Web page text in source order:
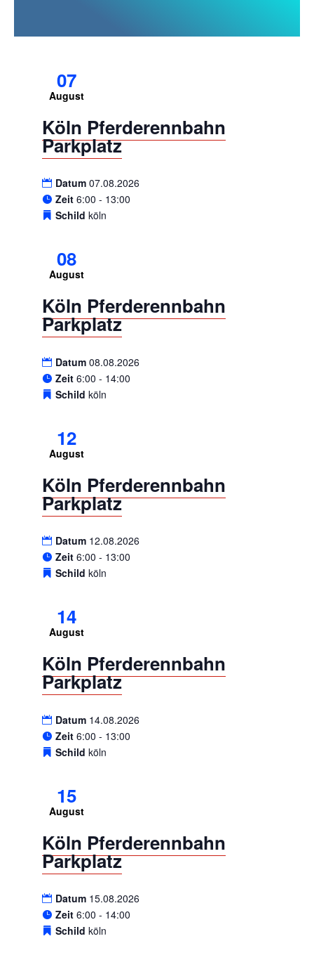
07
August
Köln Pferderennbahn
Parkplatz
Datum 07.08.2026
Zeit 6:00 - 13:00
Schild köln
08
August
Köln Pferderennbahn
Parkplatz
Datum 08.08.2026
Zeit 6:00 - 14:00
Schild köln
12
August
Köln Pferderennbahn
Parkplatz
Datum 12.08.2026
Zeit 6:00 - 13:00
Schild köln
14
August
Köln Pferderennbahn
Parkplatz
Datum 14.08.2026
Zeit 6:00 - 13:00
Schild köln
15
August
Köln Pferderennbahn
Parkplatz
Datum 15.08.2026
Zeit 6:00 - 14:00
Schild köln